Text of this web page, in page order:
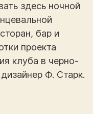
здесь ночной
бар и
проекта
клуба в черно-
Ф. Старк.